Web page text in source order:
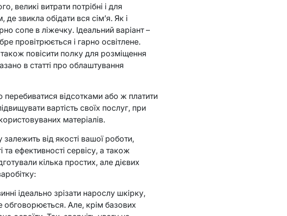
великі витрати потрібні і для
звикла обідати вся сім’я. Як і
сопе в ліжечку. Ідеальний варіант –
провітрюється і гарно освітлене.
повісити полку для розміщення
в статті про облаштування
перебиватися відсотками або ж платити
вартість своїх послуг, при
матеріалів.
від якості вашої роботи,
ефективності сервісу, а також
кілька простих, але дієвих
ідеально зрізати нарослу шкірку,
обговорюється. Але, крім базових